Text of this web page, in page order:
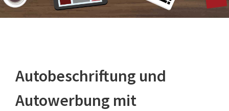
Autobeschriftung und
Autowerbung mit